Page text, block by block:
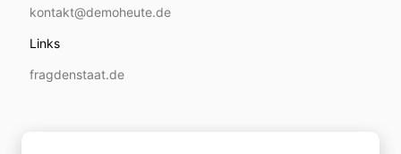
kontakt@demoheute.de
Links
fragdenstaat.de